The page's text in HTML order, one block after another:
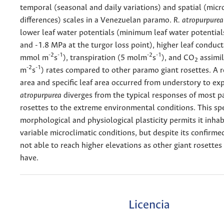
temporal (seasonal and daily variations) and spatial
differences) scales in a Venezuelan paramo. R. atropurpurea
lower leaf water potentials (minimum leaf water
and -1.8 MPa at the turgor loss point), higher leaf
mmol m-2s-1 ), transpiration (5 molm-2s-1 ), and CO2
m-2s-1 ) rates compared to other paramo giant rosettes. A
area and specific leaf area occurred from understory to
atropurpurea diverges from the typical responses of most
rosettes to the extreme environmental conditions. This
morphological and physiological plasticity permits it
variable microclimatic conditions, but despite its
not able to reach higher elevations as other giant rosettes
have.
Licencia